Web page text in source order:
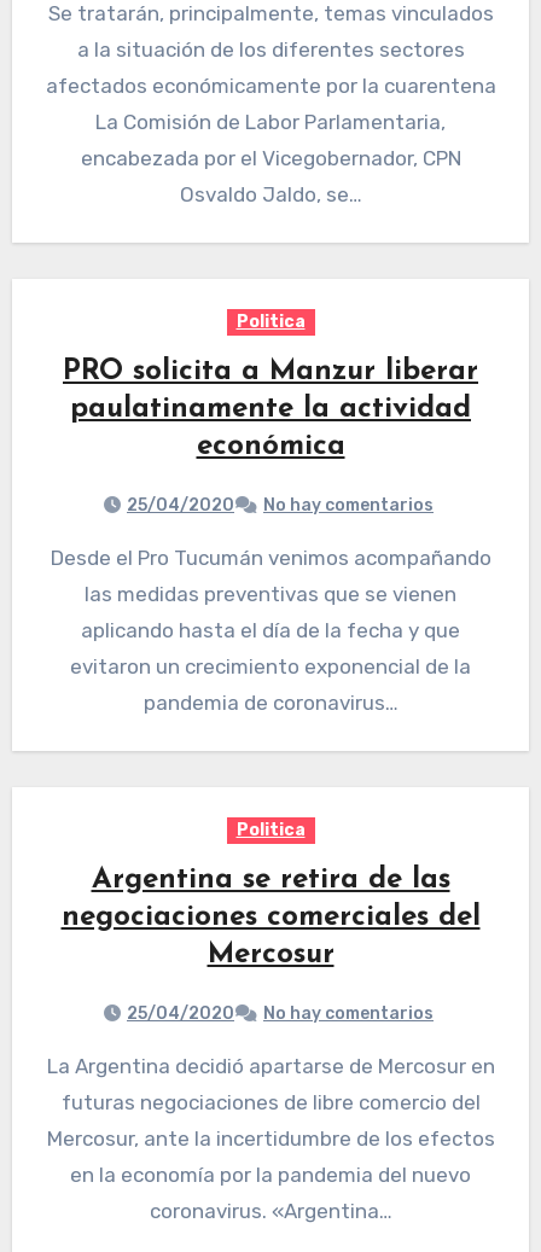
Se tratarán, principalmente, temas vinculados
a la situación de los diferentes sectores
afectados económicamente por la cuarentena
La Comisión de Labor Parlamentaria,
encabezada por el Vicegobernador, CPN
Osvaldo Jaldo, se…
Politica
PRO solicita a Manzur liberar
paulatinamente la actividad
económica
25/04/2020 No hay comentarios
Desde el Pro Tucumán venimos acompañando
las medidas preventivas que se vienen
aplicando hasta el día de la fecha y que
evitaron un crecimiento exponencial de la
pandemia de coronavirus…
Politica
Argentina se retira de las
negociaciones comerciales del
Mercosur
25/04/2020 No hay comentarios
La Argentina decidió apartarse de Mercosur en
futuras negociaciones de libre comercio del
Mercosur, ante la incertidumbre de los efectos
en la economía por la pandemia del nuevo
coronavirus. «Argentina…